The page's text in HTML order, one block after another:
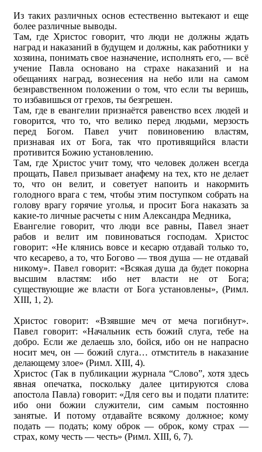
Из таких различных основ естественно вытекают и еще
более различные выводы.
Там, где Христос говорит, что люди не должны ждать
наград и наказаний в будущем и должны, как работники у
хозяина, понимать свое назначение, исполнять его, — всё
учение Павла основано на страхе наказаний и на
обещаниях наград, вознесения на небо или на самом
безнравственном положении о том, что если ты веришь,
то избавишься от грехов, ты безгрешен.
Там, где в евангелии признаётся равенство всех людей и
говорится, что то, что велико перед людьми, мерзость
перед Богом. Павел учит повиновению властям,
признавая их от Бога, так что противящийся власти
противится Божию установлению.
Там, где Христос учит тому, что человек должен всегда
прощать, Павел призывает анафему на тех, кто не делает
то, что он велит, и советует напоить и накормить
голодного врага с тем, чтобы этим поступком собрать на
голову врагу горячие уголья, и просит Бога наказать за
какие-то личные расчеты с ним Александра Медника,
Евангелие говорит, что люди все равны, Павел знает
рабов и велит им повиноваться господам. Христос
говорит: «Не клянись вовсе и кесарю отдавай только то,
что кесарево, а то, что Богово — твоя душа — не отдавай
никому». Павел говорит: «Всякая душа да будет покорна
высшим властям: ибо нет власти не от Бога;
существующие же власти от Бога установлены», (Римл.
XIII, 1, 2).
Христос говорит: «Взявшие меч от меча погибнут».
Павел говорит: «Начальник есть божий слуга, тебе на
добро. Если же делаешь зло, бойся, ибо он не напрасно
носит меч, он — божий слуга… отмститель в наказание
делающему злое» (Римл. XIII, 4).
Христос (Так в публикации журнала “Слово”, хотя здесь
явная опечатка, поскольку далее цитируются слова
апостола Павла) говорит: «Для сего вы и подати платите:
ибо они божии служители, сим самым постоянно
занятые. И потому отдавайте всякому должное; кому
подать — подать; кому оброк — оброк, кому страх —
страх, кому честь — честь» (Римл. ХIII, 6, 7).